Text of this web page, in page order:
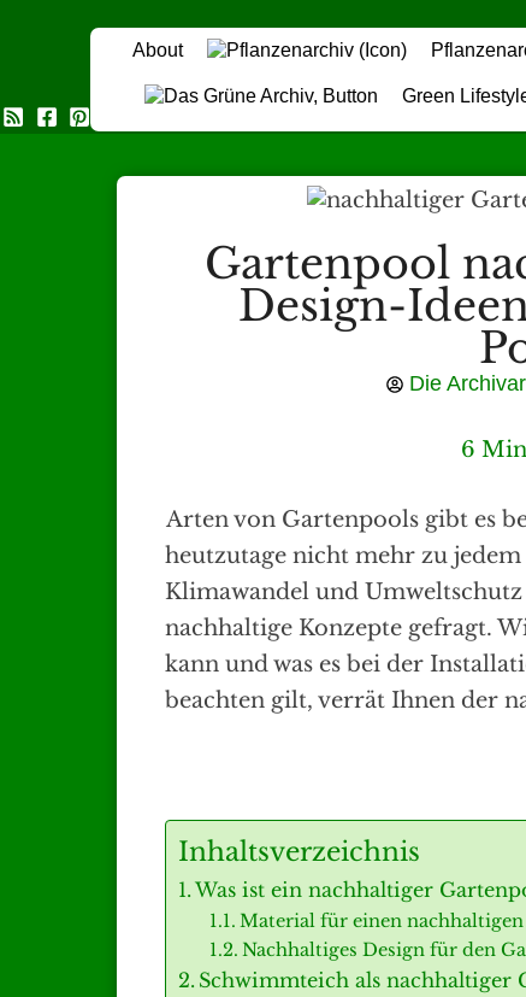
About
Green
Das Grüne Archiv
Gartenpool
Design-
Die
6
Arten von Gartenpools gibt es
heutzutage nicht mehr zu
Klimawandel und
nachhaltige Konzepte gefragt.
kann und was es bei der
beachten gilt, verrät Ihnen der
Inhaltsverzeichnis
Was ist ein nachhaltiger
Material für einen
Nachhaltiges Design für den
Schwimmteich als nachhaltiger